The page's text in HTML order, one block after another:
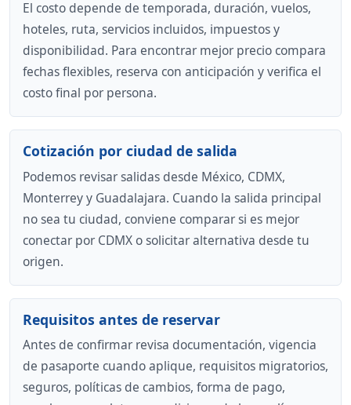
El costo depende de temporada, duración, vuelos,
hoteles, ruta, servicios incluidos, impuestos y
disponibilidad. Para encontrar mejor precio compara
fechas flexibles, reserva con anticipación y verifica el
costo final por persona.
Cotización por ciudad de salida
Podemos revisar salidas desde México, CDMX,
Monterrey y Guadalajara. Cuando la salida principal
no sea tu ciudad, conviene comparar si es mejor
conectar por CDMX o solicitar alternativa desde tu
origen.
Requisitos antes de reservar
Antes de confirmar revisa documentación, vigencia
de pasaporte cuando aplique, requisitos migratorios,
seguros, políticas de cambios, forma de pago,